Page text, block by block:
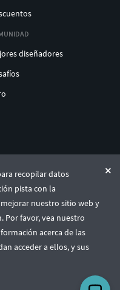
recopilar datos
pista con la
nuestro sitio web y
Por favor, vea nuestro
acerca de las
acceder a ellos, y sus
diseñadores
🇪🇸 Español